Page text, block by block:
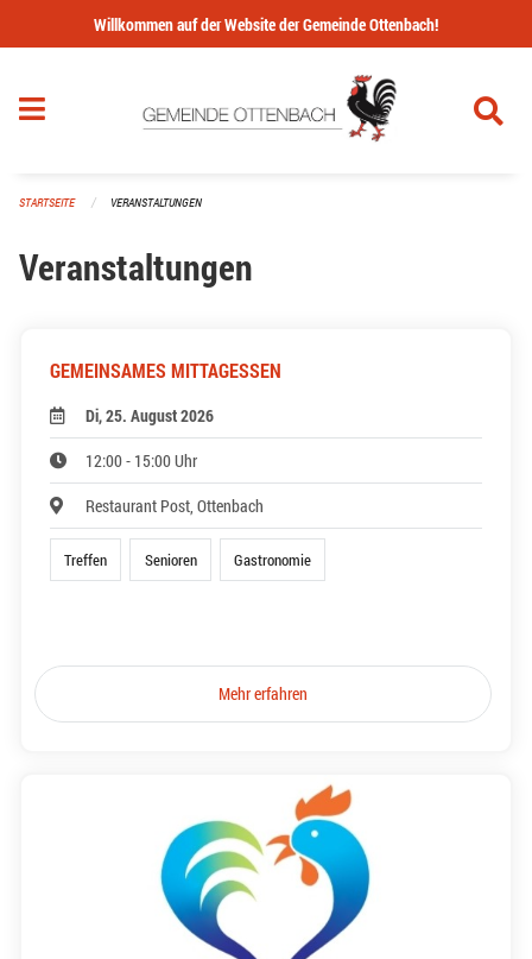
Navigation überspringen
Willkommen auf der Website der Gemeinde Ottenbach!
STARTSEITE VERANSTALTUNGEN
Veranstaltungen
GEMEINSAMES MITTAGESSEN
Di, 25. August 2026
12:00 - 15:00 Uhr
Restaurant Post, Ottenbach
Treffen Senioren Gastronomie
Mehr erfahren